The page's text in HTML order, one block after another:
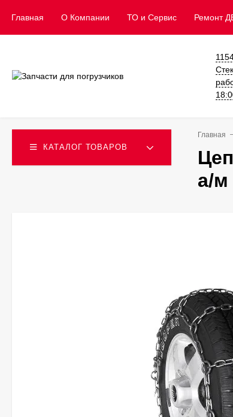
Главная О Компании ТО и Сервис ​Ремонт
КАТАЛОГ ТОВАРОВ
Главная
а/м